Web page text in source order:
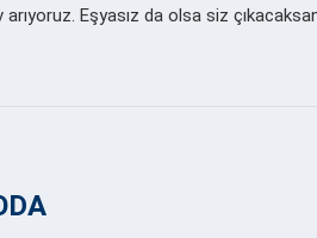
Eşyasız da olsa siz